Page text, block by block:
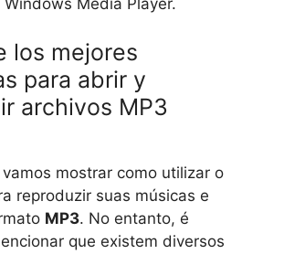
los mejores
para abrir y
archivos MP3
mostrar como utilizar o
reproduzir suas músicas e
MP3. No entanto, é
que existem diversos